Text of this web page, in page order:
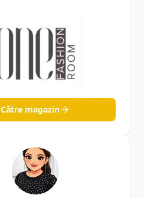
Către magazin